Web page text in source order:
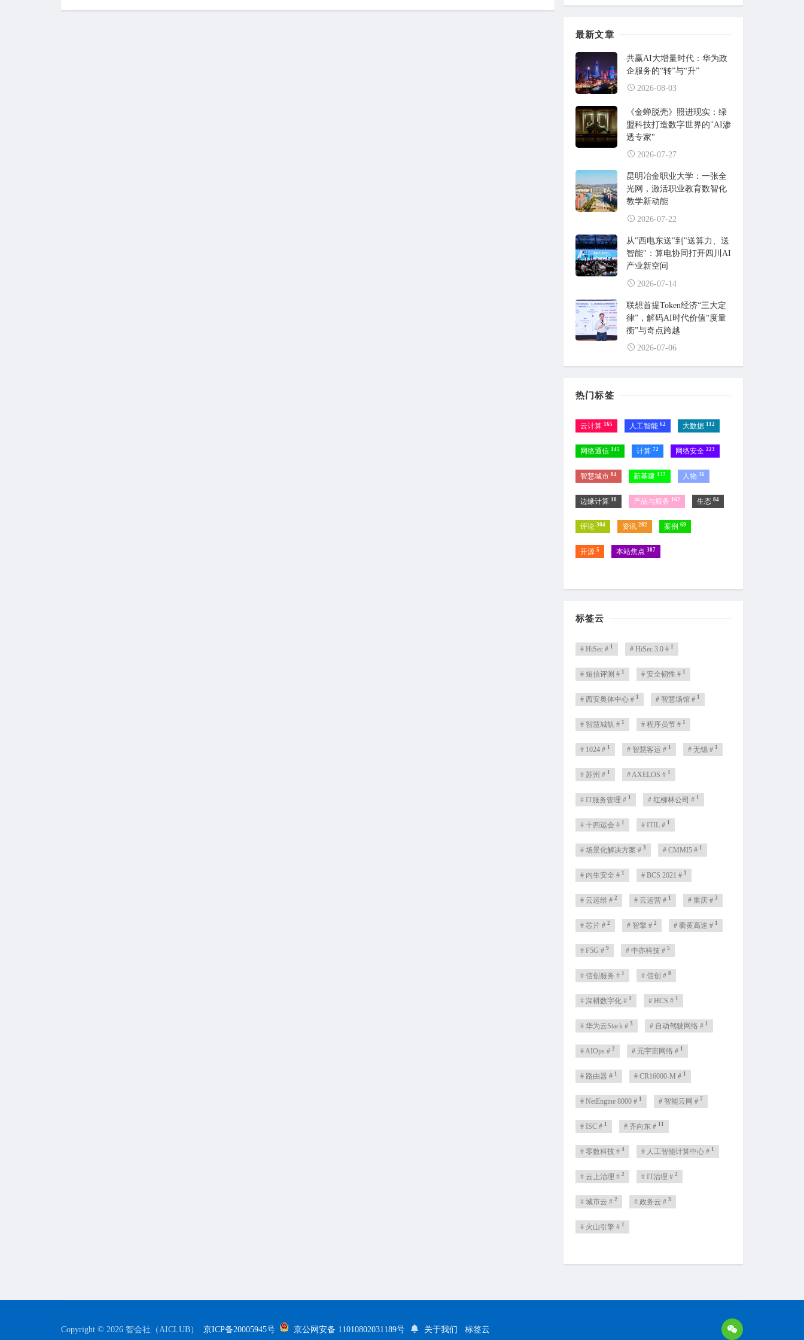
最新文章
共赢AI大增量时代：华为政
企服务的“转”与“升”
2026-08-03
《金蝉脱壳》照进现实：绿
盟科技打造数字世界的"AI渗
透专家"
2026-07-27
昆明冶金职业大学：一张全
光网，激活职业教育数智化
教学新动能
2026-07-22
从"西电东送"到"送算力、送
智能"：算电协同打开四川AI
产业新空间
2026-07-14
联想首提Token经济“三大定
律”，解码AI时代价值“度量
衡”与奇点跨越
2026-07-06
热门标签
云计算 165 人工智能 62 大数据 112
网络通信 145 计算 72 网络安全 223
智慧城市 84 新基建 137 人物 36
边缘计算 10 产品与服务 162 生态 84
评论 304 资讯 282 案例 69
开源 5 本站焦点 307
标签云
# HiSec # 1 # HiSec 3.0 # 1
# 短信评测 # 1 # 安全韧性 # 1
# 西安奥体中心 # 1 # 智慧场馆 # 1
# 智慧城轨 # 1 # 程序员节 # 1
# 1024 # 1 # 智慧客运 # 1 # 无锡 # 1
# 苏州 # 1 # AXELOS # 1
# IT服务管理 # 1 # 红柳林公司 # 1
# 十四运会 # 1 # ITIL # 1
# 场景化解决方案 # 3 # CMMI5 # 1
# 内生安全 # 1 # BCS 2021 # 1
# 云运维 # 2 # 云运营 # 1 # 重庆 # 3
# 芯片 # 2 # 智擎 # 2 # 衢黄高速 # 1
# F5G # 9 # 中亦科技 # 5
# 信创服务 # 1 # 信创 # 8
# 深耕数字化 # 1 # HCS # 1
# 华为云Stack # 3 # 自动驾驶网络 # 1
# AIOps # 2 # 元宇宙网络 # 1
# 路由器 # 1 # CR16000-M # 1
# NetEngine 8000 # 1 # 智能云网 # 7
# ISC # 1 # 齐向东 # 11
# 零数科技 # 4 # 人工智能计算中心 # 1
# 云上治理 # 2 # IT治理 # 2
# 城市云 # 2 # 政务云 # 3
# 火山引擎 # 1
Copyright © 2026 智会社（AICLUB） 京ICP备20005945号 京公网安备 11010802031189号 关于我们 标签云